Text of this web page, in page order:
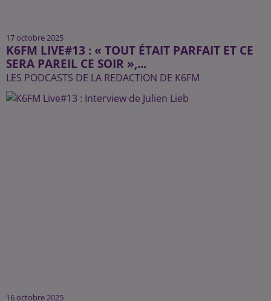
17 octobre 2025
K6FM LIVE#13 : « TOUT ÉTAIT PARFAIT ET CE
SERA PAREIL CE SOIR »,...
LES PODCASTS DE LA REDACTION DE K6FM
16 octobre 2025